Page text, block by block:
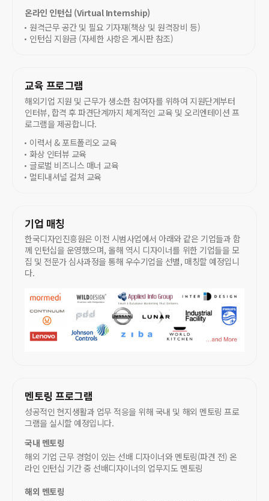
온라인 인턴십 (Virtual Internship)
원격근무 공간 및 필요 기자재(책상 및 원격장비 등)
인턴십 지원금 (자세한 사항은 게시판 참조)
교육 프로그램
해외기업 지원 및 근무가 생소한 참여자를 위하여 지원단계부터
인터뷰, 합격 후 파견단계까지 체계적인 교육 및 오리엔테이션 프
로그램을 제공합니다.
이력서 & 포트폴리오 교육
화상 인터뷰 교육
글로벌 비즈니스 매너 교육
멀티내셔널 컬쳐 교육
기업 매칭
한국디자인진흥원은 이전 시범사업에서 아래와 같은 기업들과 함
께 인턴십을 운영했으며, 올해 역시 디자이너를 위한 기업들을 모
집 및 전문가 심사과정을 통해 우수기업을 선별, 매칭할 예정입니
다.
멘토링 프로그램
성공적인 현지생활과 업무 적응을 위해 국내 및 해외 멘토링 프로
그램을 실시할 예정입니다.
국내 멘토링
해외 기업 근무 경험이 있는 선배 디자이너와 멘토링(파견 전) 온
라인 인턴십 기간 중 선배디자이너의 업무지도 멘토링
해외 멘토링